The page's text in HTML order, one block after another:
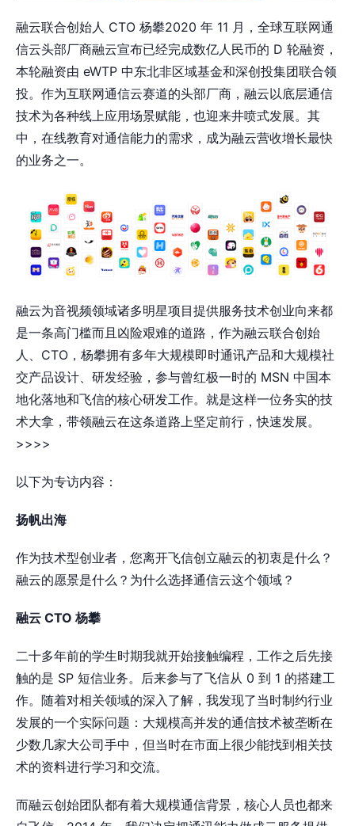
融云联合创始人 CTO 杨攀2020 年 11 月，全球互联网通
信云头部厂商融云宣布已经完成数亿人民币的 D 轮融资，
本轮融资由 eWTP 中东北非区域基金和深创投集团联合领
投。作为互联网通信云赛道的头部厂商，融云以底层通信
技术为各种线上应用场景赋能，也迎来井喷式发展。其
中，在线教育对通信能力的需求，成为融云营收增长最快
的业务之一。
融云为音视频领域诸多明星项目提供服务技术创业向来都
是一条高门槛而且凶险艰难的道路，作为融云联合创始
人、CTO，杨攀拥有多年大规模即时通讯产品和大规模社
交产品设计、研发经验，参与曾红极一时的 MSN 中国本
地化落地和飞信的核心研发工作。就是这样一位务实的技
术大拿，带领融云在这条道路上坚定前行，快速发展。
>>>>
以下为专访内容：
扬帆出海
作为技术型创业者，您离开飞信创立融云的初衷是什么？
融云的愿景是什么？为什么选择通信云这个领域？
融云 CTO 杨攀
二十多年前的学生时期我就开始接触编程，工作之后先接
触的是 SP 短信业务。后来参与了飞信从 0 到 1 的搭建工
作。随着对相关领域的深入了解，我发现了当时制约行业
发展的一个实际问题：大规模高并发的通信技术被垄断在
少数几家大公司手中，但当时在市面上很少能找到相关技
术的资料进行学习和交流。
而融云创始团队都有着大规模通信背景，核心人员也都来